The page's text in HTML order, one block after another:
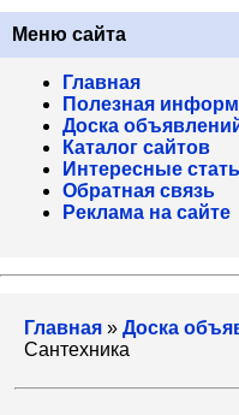
Меню сайта
Главная
Полезная
Доска
Каталог сайтов
Интересные
Обратная связь
Реклама на сайте
Главная » Доска
Сантехника